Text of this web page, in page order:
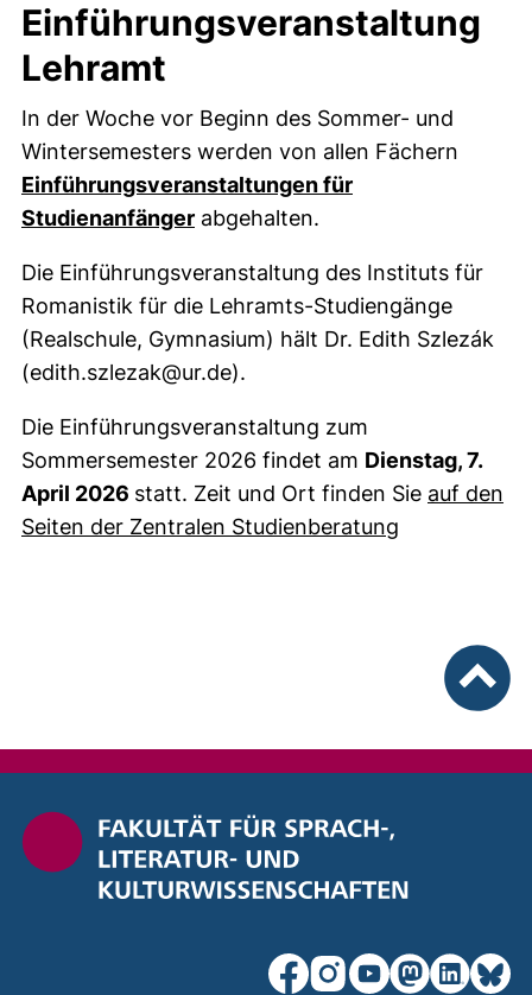
Einführungsveranstaltung
Lehramt
In der Woche vor Beginn des Sommer- und
Wintersemesters werden von allen Fächern
Einführungsveranstaltungen für
Studienanfänger abgehalten.
Die Einführungsveranstaltung des Instituts für
Romanistik für die Lehramts-Studiengänge
(Realschule, Gymnasium) hält Dr. Edith Szlezák
(edith.szlezak@ur.de).
Die Einführungsveranstaltung zum
Sommersemester 2026 findet am Dienstag, 7.
April 2026 statt. Zeit und Ort finden Sie auf den
Seiten der Zentralen Studienberatung
unsere Facebook-Seite
unsere Instagram-
unsere YouTube-
unsereunsere